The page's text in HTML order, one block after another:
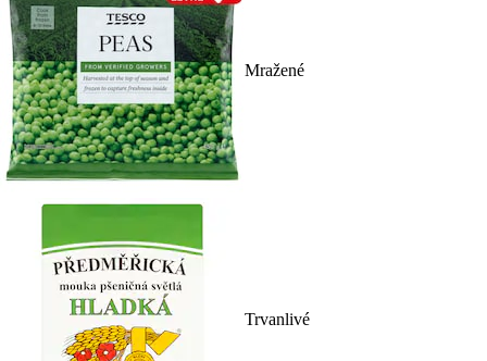
Mražené
Trvanlivé